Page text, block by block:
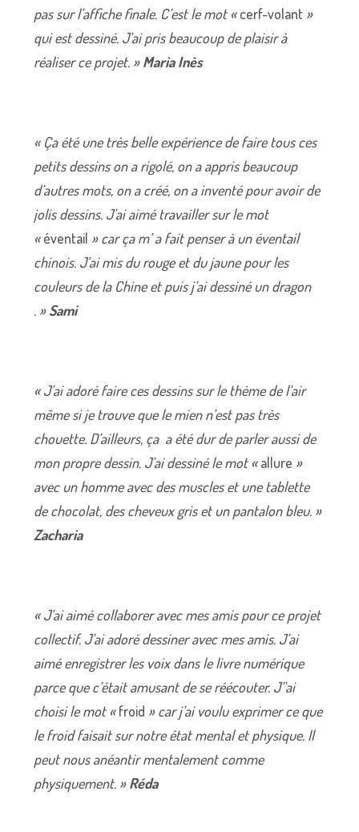
pas sur l’affiche finale. C’est le mot «cerf-volant »
qui est dessiné. J’ai pris beaucoup de plaisir à
réaliser ce projet. »Maria Inès
« Ça été une très belle expérience de faire tous ces
petits dessins on a rigolé, on a appris beaucoup
d’autres mots, on a créé, on a inventé pour avoir de
jolis dessins. J’ai aimé travailler sur le mot
«éventail » car ça m’ a fait penser à un éventail
chinois. J’ai mis du rouge et du jaune pour les
couleurs de la Chine et puis j’ai dessiné un dragon
. »Sami
« J’ai adoré faire ces dessins sur le thème de l’air
même si je trouve que le mien n’est pas très
chouette. D’ailleurs, ça a été dur de parler aussi de
mon propre dessin. J’ai dessiné le mot «allure »
avec un homme avec des muscles et une tablette
de chocolat, des cheveux gris et un pantalon bleu. »
Zacharia
« J’ai aimé collaborer avec mes amis pour ce projet
collectif. J’ai adoré dessiner avec mes amis. J’ai
aimé enregistrer les voix dans le livre numérique
parce que c’était amusant de se réécouter. J’’ai
choisi le mot «froid » car j’ai voulu exprimer ce que
le froid faisait sur notre état mental et physique. Il
peut nous anéantir mentalement comme
physiquement. »Réda